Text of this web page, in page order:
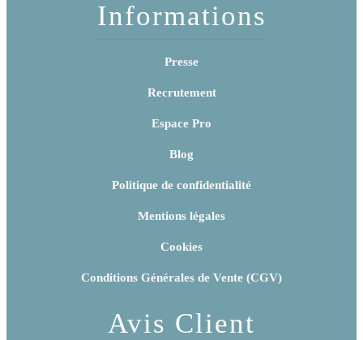
Informations
Presse
Recrutement
Espace Pro
Blog
Politique de confidentialité
Mentions légales
Cookies
Conditions Générales de Vente (CGV)
Avis Client